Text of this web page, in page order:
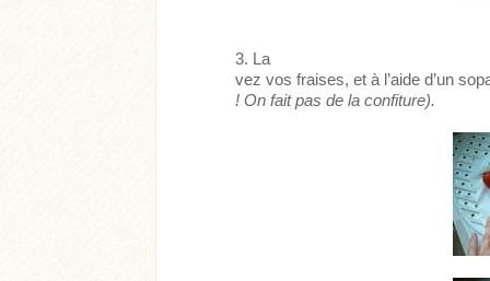
La
vez vos fraises, et à l’aide d’un
! On fait pas de la confiture).